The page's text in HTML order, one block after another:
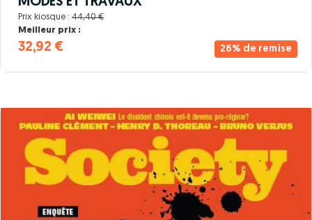
26% de remise
Prix kiosque : 44,40 €
Meilleur prix :
32,92 €